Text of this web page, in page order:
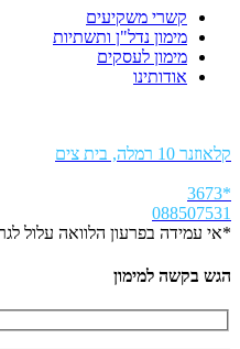
קשרי משקיעים
מימון נדל"ן ותשתיות
מימון לעסקים
אודותינו
קלאוזנר 10 רמלה, בית צים
*3673
088507531
*אי עמידה בפרעון הלוואה עלול
הגש בקשה למימון